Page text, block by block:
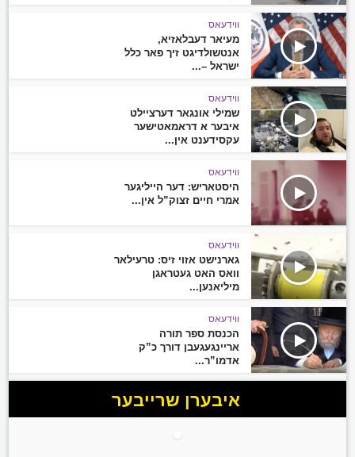
ווידעאס
מעיאר דעבלאזיא,
אנטשולדיגט זיך פאר כלל
ישראל –...
ווידעאס
שמילי אונגאר דערציילט
איבער א דראמאטישער
עקסידענט אין...
ווידעאס
היסטאריש: דער הייליגער
אמרי חיים זצוק”ל אין...
ווידעאס
גארנישט אזוי זיס: טרעילאר
וואס האט געטראגן
מיליאנען...
ווידעאס
הכנסת ספר תורה
אריינגעגעבן דורך כ”ק
אדמו”ר...
איבערן שרייבער